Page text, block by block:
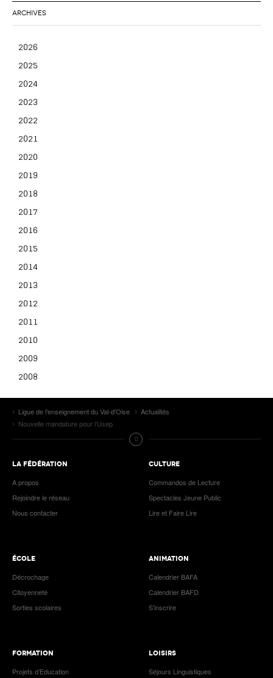
ARCHIVES
2026
2025
2024
2023
2022
2021
2020
2019
2018
2017
2016
2015
2014
2013
2012
2011
2010
2009
2008
Ligue de l'enseignement du Val-d'Oise
Actualités
Nouvelle mandature pour l’Usep
LA FÉDÉRATION
A propos
Rejoindre le réseau
Nous contacter
CULTURE
Commandos de Lecture
Spectacles Jeune Public
Lire et Faire Lire
ÉCOLE
Décrochage
Citoyenneté
Sorties scolaires
ANIMATION
Calendrier BAFA
Calendrier BAFD
S’inscrire
FORMATION
Projets d’Education
LOISIRS
Séjours Linguistiques